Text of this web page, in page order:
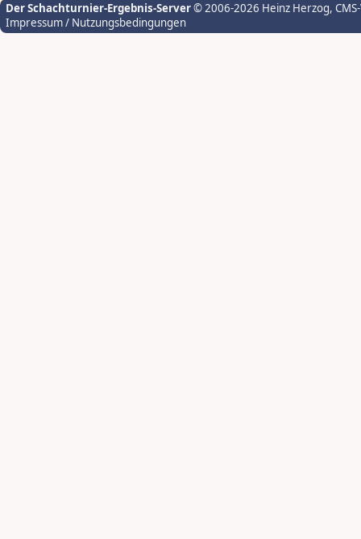
Der Schachturnier-Ergebnis-Server© 2006-2026 Heinz Herzog,
Impressum / Nutzungsbedingungen